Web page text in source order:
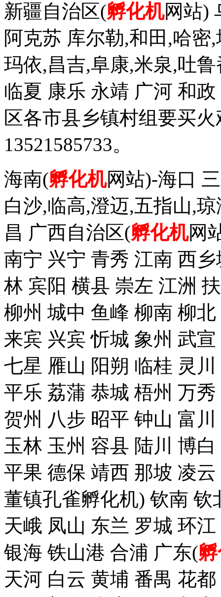
新疆自治区(孵化机网站)
阿克苏 库尔勒,和田,哈密
玛依,昌吉,阜康,米泉,吐
临夏 康乐 永靖 广河 和
区各市县乡镇村组要买
13521585733。
海南(孵化机网站)-海口
白沙,临高,澄迈,五指山,
昌 广西自治区(孵化机网
南宁 兴宁 青秀 江南 西
林 宾阳 横县 崇左 江洲
柳州 城中 鱼峰 柳南 柳
来宾 兴宾 忻城 象州 武
七星 雁山 阳朔 临桂 灵
平乐 荔蒲 恭城 梧州 万
贺州 八步 昭平 钟山 富
玉林 玉州 容县 陆川 博
平果 德保 靖西 那坡 凌
董镇孔雀孵化机) 钦南
天峨 凤山 东兰 罗城 环
银海 铁山港 合浦 广东(
天河 白云 黄埔 番禺 花